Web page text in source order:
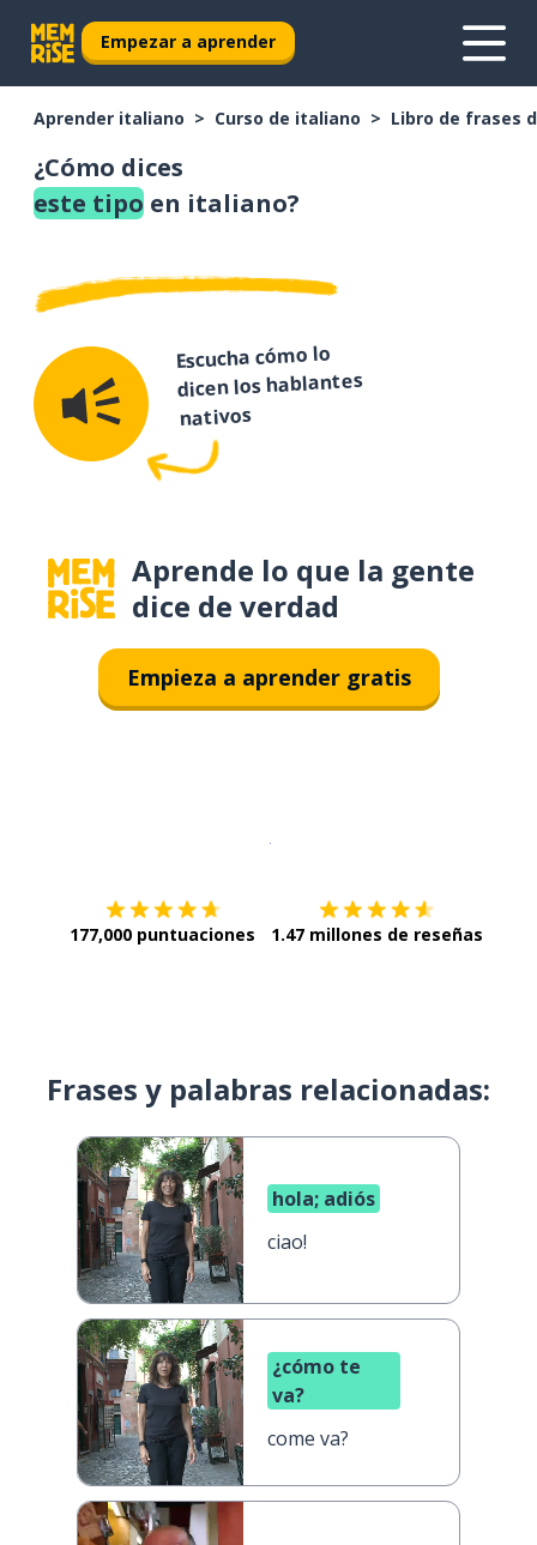
Empezar a aprender
Aprender italiano Curso de italiano Libro de frases
¿Cómo dices
este tipo en italiano?
Escucha cómo lo
dicen los hablantes
nativos
Aprende lo que la gente
dice de verdad
Empieza a aprender gratis
177,000 puntuaciones 1.47 millones de reseñas
Frases y palabras relacionadas:
hola; adiós
ciao!
¿cómo te
va?
come va?